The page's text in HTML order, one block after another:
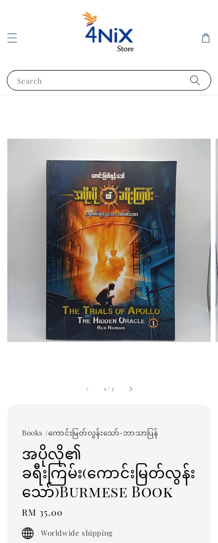
Search
1 / 3
Books /ကောင်းမြတ်လွန်းသော်-ဘာသာပြန်
အပိုလို၏
ခရီးကြမ်း(ကောင်းမြတ်လွန်း
သော်)Burmese Book
Regular
price
RM 35.00
Worldwide shipping